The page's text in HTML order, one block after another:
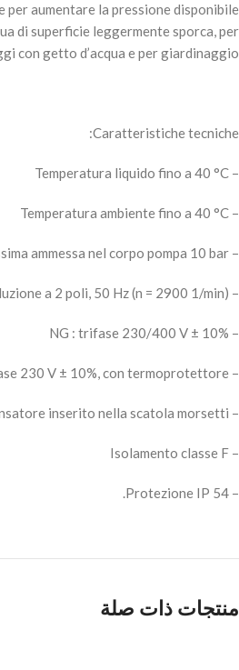
per aumentare la pressione disponibile
di superficie leggermente sporca, per
con getto d’acqua e per giardinaggio.
Caratteristiche tecniche:
– Temperatura liquido fino a 40 °C
– Temperatura ambiente fino a 40 °C
– Pressione finale massima ammessa nel corpo pompa 10 bar
– Motore ad induzione a 2 poli, 50 Hz (n = 2900 1/min)
– NG : trifase 230/400 V ± 10%
– NGM: monofase 230 V ± 10%, con termoprotettore
– Condensatore inserito nella scatola morsetti
– Isolamento classe F
– Protezione IP 54.
منتجات ذات صلة